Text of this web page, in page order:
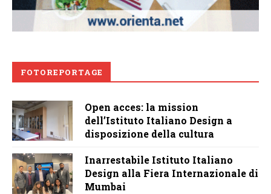
FOTOREPORTAGE
Open acces: la mission
dell’Istituto Italiano Design a
disposizione della cultura
Inarrestabile Istituto Italiano
Design alla Fiera Internazionale di
Mumbai